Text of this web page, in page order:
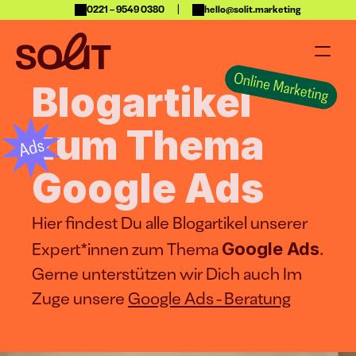
0221 – 9549 0380 hello@solit.marketing
Projekte
Über uns
Blog
Jetzt anfragen
Content Creation Events
Blogartikel
zum Thema
Google Ads
Hier findest Du alle Blogartikel unserer
Expert*innen zum Thema Google Ads.
Gerne unterstützen wir Dich auch Im
Zuge unsere Google Ads - Beratung